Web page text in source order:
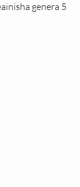
genera 5